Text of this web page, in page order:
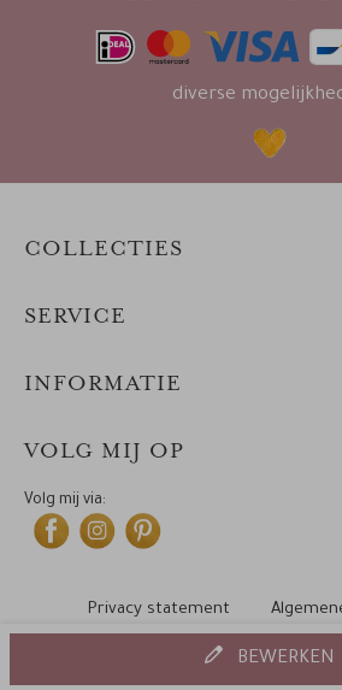
BEWERKEN
diverse
COLLECTIES
SERVICE
INFORMATIE
VOLG MIJ OP
Volg mij via:
Privacy statement
Cookiebeleid
© 2010-